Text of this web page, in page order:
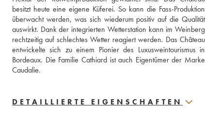
besitzt heute eine eigene Küferei. So kann die Fass-Produktion
überwacht werden, was sich wiederum positiv auf die Qualität
auswirkt. Dank der integrierten Wetterstation kann im Weinberg
rechtzeitig auf schlechtes Wetter reagiert werden. Das Château
entwickelte sich zu einem Pionier des Luxusweintourismus in
Bordeaux. Die Familie Cathiard ist auch Eigentümer der Marke
Caudalie.
DETAILLIERTE EIGENSCHAFTEN